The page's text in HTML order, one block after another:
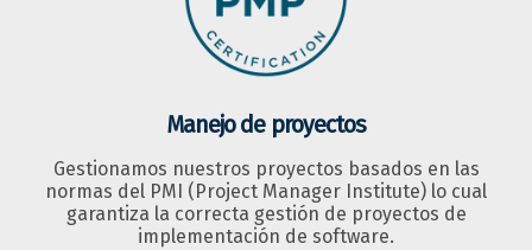
Manejo de proyectos
Gestionamos nuestros proyectos basados en las
normas del PMI (Project Manager Institute) lo cual
garantiza la correcta gestión de proyectos de
implementación de software.